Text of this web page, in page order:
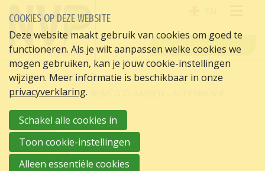
INLOGGEN
HOME
HR ACTUEEL
NVP PRESENTEERT: REMCO CLAASSEN - AFTERMOVIE
11-10-
2022
COOKIES OP DEZE WEBSITE
Deze website maakt gebruik van cookies om goed te
functioneren. Als je wilt aanpassen welke cookies we
mogen gebruiken, kan je jouw cookie-instellingen
wijzigen. Meer informatie is beschikbaar in onze
privacyverklaring.
Schakel alle cookies in
Toon cookie-instellingen
Alleen essentiële cookies